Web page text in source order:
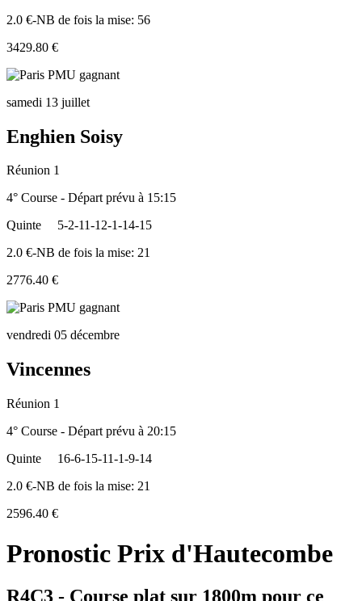
2.0 €-NB de fois la mise: 56
3429.80 €
samedi 13 juillet
Enghien Soisy
Réunion 1
4° Course - Départ prévu à 15:15
Quinte
5-2-11-12-1-14-15
2.0 €-NB de fois la mise: 21
2776.40 €
vendredi 05 décembre
Vincennes
Réunion 1
4° Course - Départ prévu à 20:15
Quinte
16-6-15-11-1-9-14
2.0 €-NB de fois la mise: 21
2596.40 €
Pronostic Prix d'Hautecombe
R4C3 - Course plat sur 1800m pour ce